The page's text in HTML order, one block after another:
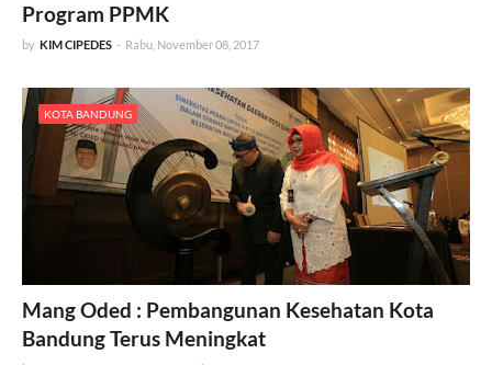
Program PPMK
by KIM CIPEDES - Rabu, November 08, 2017
KOTA BANDUNG
Mang Oded : Pembangunan Kesehatan Kota
Bandung Terus Meningkat